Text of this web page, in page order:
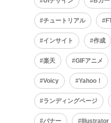
チュートリアル
インサイト 作成
楽天 GIFアニメ
Voicy Yahoo！
ランディングページ
バナー Illustrator